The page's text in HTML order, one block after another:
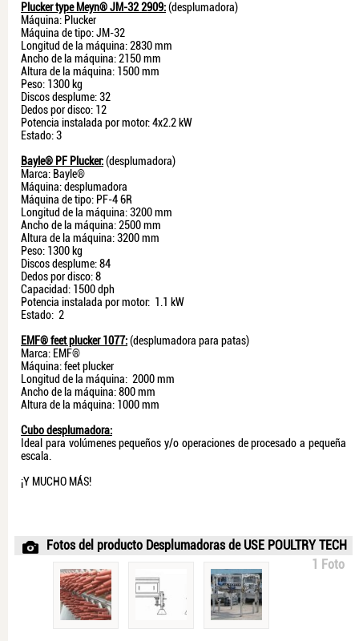
Plucker type Meyn® JM-32 2909:(desplumadora)
​Máquina: Plucker
Máquina de tipo: JM-32
Longitud de la máquina: 2830 mm
Ancho de la máquina: 2150 mm
Altura de la máquina: 1500 mm
Peso: 1300 kg
Discos desplume: 32
Dedos por disco: 12
Potencia instalada por motor: 4x2.2 kW
Estado: 3
Bayle® PF Plucker:(desplumadora)
Marca: Bayle®
​Máquina: desplumadora
Máquina de tipo: PF-4 6R
Longitud de la máquina: 3200 mm
Ancho de la máquina: 2500 mm
Altura de la máquina: 3200 mm
Peso: 1300 kg
Discos desplume: 84
Dedos por disco: 8
Capacidad: 1500 dph
Potencia instalada por motor: 1.1 kW
Estado: 2
EMF® feet plucker 1077:(desplumadora para patas)
Marca: EMF®
Máquina: feet plucker
Longitud de la máquina: 2000 mm
Ancho de la máquina: 800 mm
Altura de la máquina: 1000 mm
Cubo desplumadora:
Ideal para volúmenes pequeños y/o operaciones de procesado a pequeña
escala.
¡Y MUCHO MÁS!
Fotos del producto Desplumadoras de USE POULTRY TECH
1 Foto